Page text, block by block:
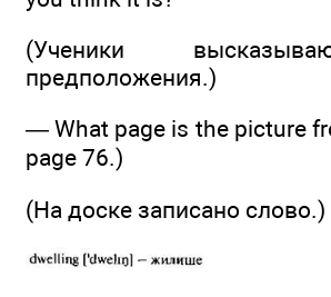
(Ученики
предположения.)
— What page is the picture
page 76.)
(На доске записано слово.)